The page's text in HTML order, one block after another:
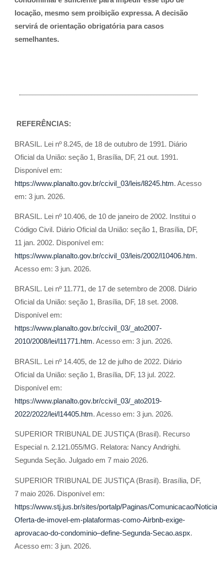
locação, mesmo sem proibição expressa. A decisão
servirá de orientação obrigatória para casos
semelhantes.
REFERÊNCIAS:
BRASIL. Lei nº 8.245, de 18 de outubro de 1991. Diário
Oficial da União: seção 1, Brasília, DF, 21 out. 1991.
Disponível em:
https://www.planalto.gov.br/ccivil_03/leis/l8245.htm. Acesso
em: 3 jun. 2026.
BRASIL. Lei nº 10.406, de 10 de janeiro de 2002. Institui o
Código Civil. Diário Oficial da União: seção 1, Brasília, DF,
11 jan. 2002. Disponível em:
https://www.planalto.gov.br/ccivil_03/leis/2002/l10406.htm.
Acesso em: 3 jun. 2026.
BRASIL. Lei nº 11.771, de 17 de setembro de 2008. Diário
Oficial da União: seção 1, Brasília, DF, 18 set. 2008.
Disponível em:
https://www.planalto.gov.br/ccivil_03/_ato2007-
2010/2008/lei/l11771.htm. Acesso em: 3 jun. 2026.
BRASIL. Lei nº 14.405, de 12 de julho de 2022. Diário
Oficial da União: seção 1, Brasília, DF, 13 jul. 2022.
Disponível em:
https://www.planalto.gov.br/ccivil_03/_ato2019-
2022/2022/lei/l14405.htm. Acesso em: 3 jun. 2026.
SUPERIOR TRIBUNAL DE JUSTIÇA (Brasil). Recurso
Especial n. 2.121.055/MG. Relatora: Nancy Andrighi.
Segunda Seção. Julgado em 7 maio 2026.
SUPERIOR TRIBUNAL DE JUSTIÇA (Brasil). Brasília, DF,
7 maio 2026. Disponível em:
https://www.stj.jus.br/sites/portalp/Paginas/Comunicacao/
Oferta-de-imovel-em-plataformas-como-Airbnb-exige-
aprovacao-do-condominio–define-Segunda-Secao.aspx.
Acesso em: 3 jun. 2026.